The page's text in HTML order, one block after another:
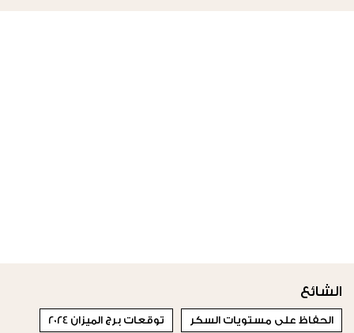
الشائع
الحفاظ على مستويات السكر توقعات برج الميزان 2024